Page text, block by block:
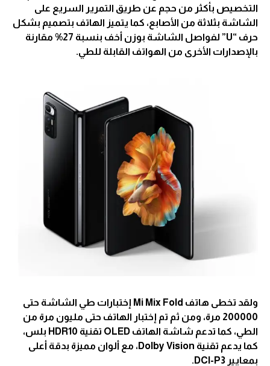
التخصيص بأكثر من حجم عن طريق التمرير السريع على
الشاشة بثلاثة من الأصابع، كما يتميز الهاتف بتصميم بشكل
حرف “U” لفواصل الشاشة بوزن أخف بنسبة 27% مقارنة
بالإصدارات الأخرى من الهواتف القابلة للطي.
ولقد تخطى هاتف Mi Mix Fold إختبارات طي الشاشة حتى
200000 مرة، ومن ثم تم إختبار الهاتف حتى مليون مرة من
الطي، كما تدعم شاشة الهاتف OLED تقنية HDR10 بلس،
كما يدعم تقنية Dolby Vision، مع ألوان مميزة بدقة أعلى
بمعايير DCI-P3.